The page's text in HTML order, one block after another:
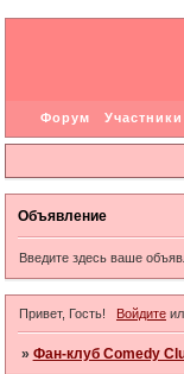
Форум Участники
Объявление
Введите здесь ваше
Привет, Гость! Войдите
» Фан-клуб Comedy